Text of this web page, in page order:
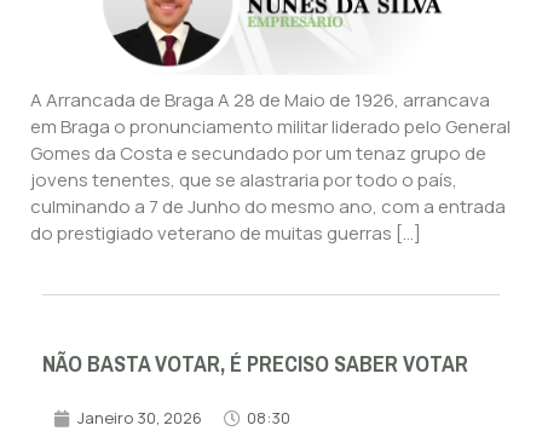
A Arrancada de Braga A 28 de Maio de 1926, arrancava
em Braga o pronunciamento militar liderado pelo General
Gomes da Costa e secundado por um tenaz grupo de
jovens tenentes, que se alastraria por todo o país,
culminando a 7 de Junho do mesmo ano, com a entrada
do prestigiado veterano de muitas guerras […]
NÃO BASTA VOTAR, É PRECISO SABER VOTAR
Janeiro 30, 2026 08:30